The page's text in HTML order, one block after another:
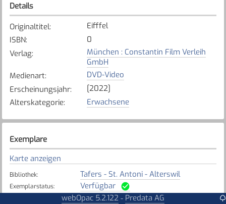
Details
Originaltitel:
Eifffel
ISBN:
0
Verlag:
München : Constantin Film Verleih
GmbH
Medienart:
DVD-Video
Erscheinungsjahr:
[2022]
Alterskategorie: Erwachsene
Exemplare
Karte anzeigen
Bibliothek: Tafers - St. Antoni - Alterswil
Exemplarstatus:
Verfügbar
webOpac 5.2.122 - Predata AG